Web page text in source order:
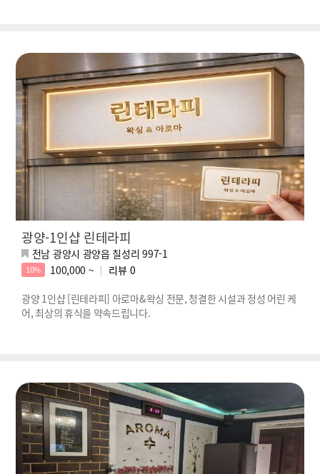
광양-1인샵 린테라피
전남 광양시 광양읍 칠성리 997-1
10% 100,000 ~ 리뷰 0
광양 1인샵 [린테라피] 아로마&왁싱 전문, 청결한 시설과 정성 어린 케
어, 최상의 휴식을 약속드립니다.